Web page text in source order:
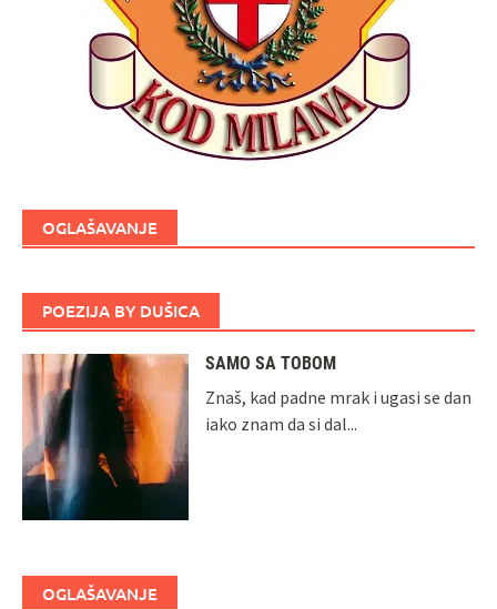
OGLAŠAVANJE
POEZIJA BY DUŠICA
SAMO SA TOBOM
Znaš, kad padne mrak i ugasi se dan
iako znam da si dal...
OGLAŠAVANJE